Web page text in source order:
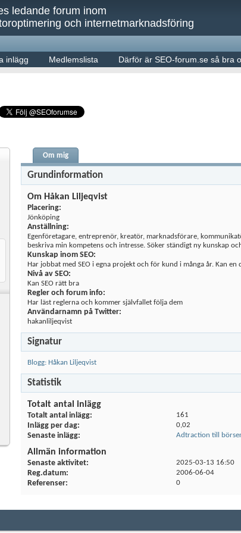
ledande forum inom
och internetmarknadsföring
inlägg Medlemslista Därför är SEO-forum.se så bra
Om mig
Grundinformation
Om Håkan Liljeqvist
Placering:
Jönköping
Anställning:
Egenföretagare, entreprenör, kreatör, marknadsförare,
beskriva min kompetens och intresse. Söker ständigt ny kunskap
Kunskap inom SEO:
Har jobbat med SEO i egna projekt och för kund i många år. Kan
Nivå av SEO:
Kan SEO rätt bra
Regler och forum info:
Har läst reglerna och kommer självfallet följa dem
Användarnamn på Twitter:
hakanliljeqvist
Signatur
Blogg: Håkan Liljeqvist
Statistik
Totalt antal inlägg
Totalt antal inlägg 161
Inlägg per dag 0,02
Senaste inlägg Adtraction till
Allmän information
Senaste aktivitet 2025-03-13 16:50
Reg.datum 2006-06-04
Referenser 0